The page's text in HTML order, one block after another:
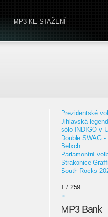
MP3 KE STAŽENÍ
Prezidentské
Jihlavská
sólo INDIGO v
Double SWAG
Belxch
Parlamentní
Strakonice
South Rocks
1 / 259
››
MP3 Bank